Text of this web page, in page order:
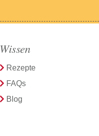
Wissen
Rezepte
FAQs
Blog